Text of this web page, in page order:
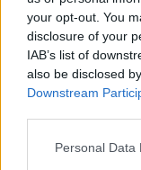
your opt-out. You
disclosure of your
IAB’s list of
also be disclosed
Downstream
Personal Data